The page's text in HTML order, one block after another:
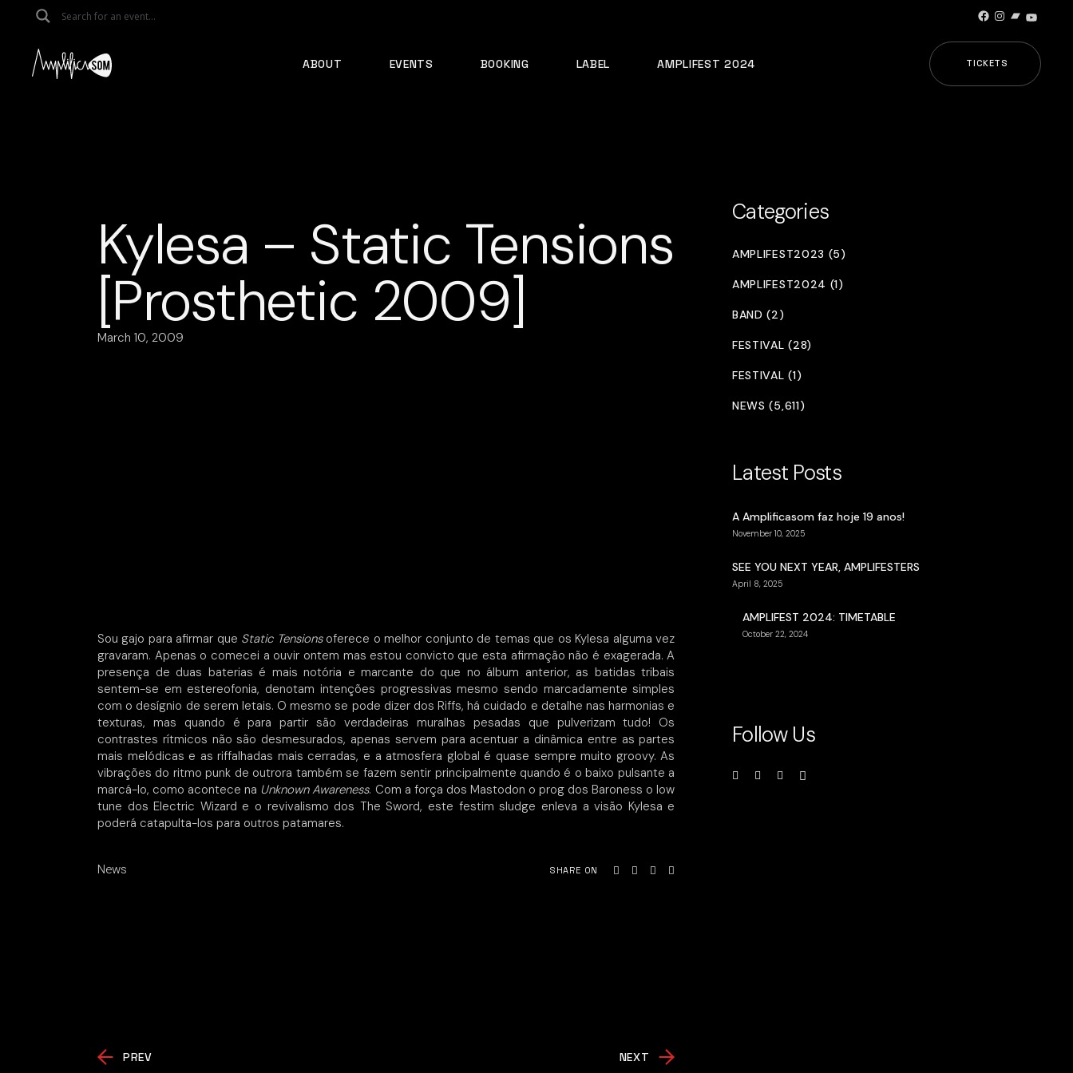
Facebook
Instagram
Bandcamp
ABOUT EVENTS BOOKING LABEL AMPLIFEST 2024 TICKETS
Kylesa – Static Tensions
[Prosthetic 2009]
March 10, 2009
Sou gajo para afirmar que Static Tensionsoferece o melhor conjunto de temas que os Kylesa alguma vez
gravaram. Apenas o comecei a ouvir ontem mas estou convicto que esta afirmação não é exagerada. A
presença de duas baterias é mais notória e marcante do que no álbum anterior, as batidas tribais
sentem-se em estereofonia, denotam intenções progressivas mesmo sendo marcadamente simples
com o desígnio de serem letais. O mesmo se pode dizer dos Riffs, há cuidado e detalhe nas harmonias e
texturas, mas quando é para partir são verdadeiras muralhas pesadas que pulverizam tudo! Os
contrastes rítmicos não são desmesurados, apenas servem para acentuar a dinâmica entre as partes
mais melódicas e as riffalhadas mais cerradas, e a atmosfera global é quase sempre muito groovy. As
vibrações do ritmo punk de outrora também se fazem sentir principalmente quando é o baixo pulsante a
marcá-lo, como acontece na Unknown Awareness. Com a força dos Mastodon o prog dos Baroness o low
tune dos Electric Wizard e o revivalismo dos The Sword, este festim sludge enleva a visão Kylesa e
poderá catapulta-los para outros patamares.
News SHARE ON
PREV NEXT
Categories
AMPLIFEST2023 (5)
AMPLIFEST2024 (1)
BAND (2)
FESTIVAL (28)
FESTIVAL (1)
NEWS (5,611)
Latest Posts
A Amplificasom faz hoje 19 anos!
November 10, 2025
SEE YOU NEXT YEAR, AMPLIFESTERS
April 8, 2025
AMPLIFEST 2024: TIMETABLE
October 22, 2024
Follow Us